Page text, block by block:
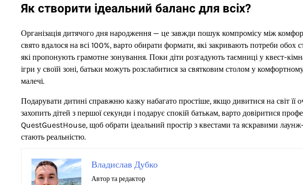
Як створити ідеальний баланс для всіх?
Організація дитячого дня народження — це завжди пошук компромісу між
свято вдалося на всі 100%, варто обирати формати, які закривають потреби
які пропонують грамотне зонування. Поки діти розгадують таємниці у квест-
ігри у своїй зоні, батьки можуть розслабитися за святковим столом у
малечі.
Подарувати дитині справжню казку набагато простіше, якщо дивитися на світ її
захопить дітей з першої секунди і подарує спокій батькам, варто довіритися
QuestGuestHouse, щоб обрати ідеальний простір з квестами та яскравими лаунж-
стають реальністю.
Владислав Дубко
Автор та редактор